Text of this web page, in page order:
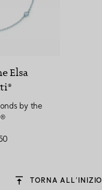
Elsa
by the
TORNA ALL’INIZIO